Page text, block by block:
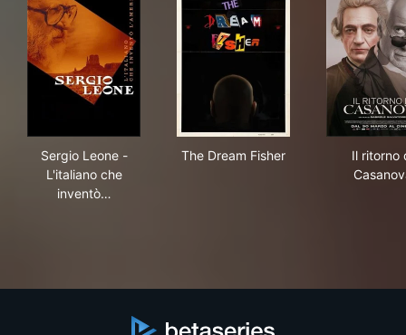
Sergio Leone -
L'italiano che
inventò…
The Dream Fisher
Il ritorno